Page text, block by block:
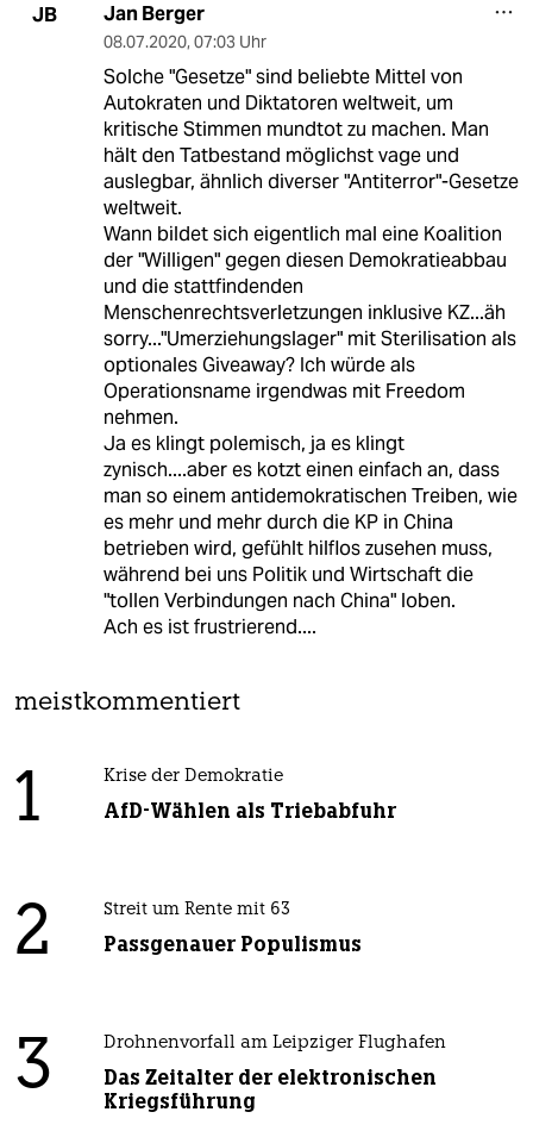
JB Jan Berger
08.07.2020, 07:03 Uhr
Solche "Gesetze" sind beliebte Mittel von
Autokraten und Diktatoren weltweit, um
kritische Stimmen mundtot zu machen. Man
hält den Tatbestand möglichst vage und
auslegbar, ähnlich diverser "Antiterror"-Gesetze
weltweit.
Wann bildet sich eigentlich mal eine Koalition
der "Willigen" gegen diesen Demokratieabbau
und die stattfindenden
Menschenrechtsverletzungen inklusive KZ...äh
sorry..."Umerziehungslager" mit Sterilisation als
optionales Giveaway? Ich würde als
Operationsname irgendwas mit Freedom
nehmen.
Ja es klingt polemisch, ja es klingt
zynisch....aber es kotzt einen einfach an, dass
man so einem antidemokratischen Treiben, wie
es mehr und mehr durch die KP in China
betrieben wird, gefühlt hilflos zusehen muss,
während bei uns Politik und Wirtschaft die
"tollen Verbindungen nach China" loben.
Ach es ist frustrierend....
meistkommentiert
1 Krise der Demokratie
AfD-Wählen als Triebabfuhr
2 Streit um Rente mit 63
Passgenauer Populismus
3 Drohnenvorfall am Leipziger Flughafen
Das Zeitalter der elektronischen
Kriegsführung